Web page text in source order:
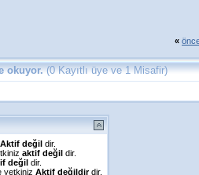
«
okuyor.(0 Kayıtlı üye ve 1 Misafir)
Aktif değildir.
aktif değildir.
değildir.
yetkiniz Aktif değildirdir.